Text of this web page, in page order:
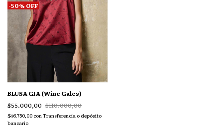
-50% OFF
BLUSA GIA (Wine Gales)
$55.000,00 $110.000,00
$46.750,00 con Transferencia o depósito
bancario